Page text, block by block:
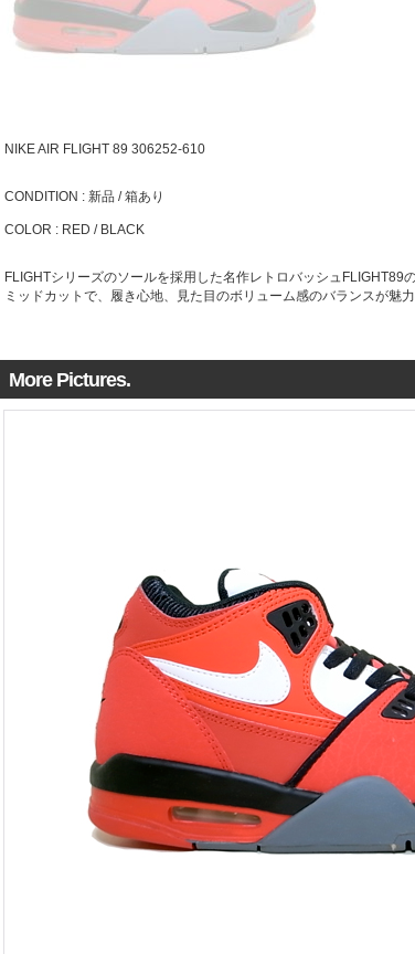
NIKE AIR FLIGHT 89 306252-610
CONDITION : 新品 / 箱あり
COLOR : RED / BLACK
FLIGHTシリーズのソールを採用した名作レトロバッシュFLIGHT89
ミッドカットで、履き心地、見た目のボリューム感のバランスが魅力
More Pictures.